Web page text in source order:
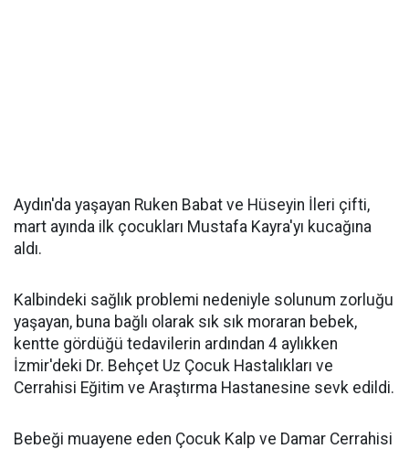
Aydın'da yaşayan Ruken Babat ve Hüseyin İleri çifti,
mart ayında ilk çocukları Mustafa Kayra'yı kucağına
aldı.
Kalbindeki sağlık problemi nedeniyle solunum zorluğu
yaşayan, buna bağlı olarak sık sık moraran bebek,
kentte gördüğü tedavilerin ardından 4 aylıkken
İzmir'deki Dr. Behçet Uz Çocuk Hastalıkları ve
Cerrahisi Eğitim ve Araştırma Hastanesine sevk edildi.
Bebeği muayene eden Çocuk Kalp ve Damar Cerrahisi